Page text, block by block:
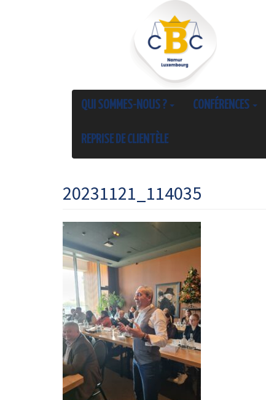
QUI SOMMES-NOUS ? CONFÉRENCES
REPRISE DE CLIENTÈLE
20231121_114035